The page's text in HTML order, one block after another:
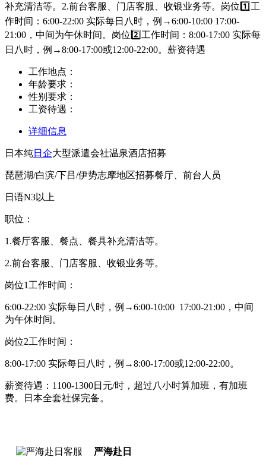
补充清洁等。2.前台客服、门店客服、收银业务等。岗位1️⃣工
作时间：6:00-22:00 实际每日八时，例→6:00-10:00 17:00-
21:00，中间为午休时间。岗位2️⃣工作时间：8:00-17:00 实际每
日八时，例→8:00-17:00或12:00-22:00。薪资待遇
工作地点：
年龄要求：
性别要求：
工资待遇：
详细信息
日本纯日企大型派遣会社温泉酒店招募
琵琶湖/白滨/下吕/伊势志摩地区招募餐厅、前台人员
日语N3以上
职位：
1.餐厅客服、餐点、餐具补充清洁等。
2.前台客服、门店客服、收银业务等。
岗位1工作时间：
6:00-22:00 实际每日八时，例→6:00-10:00 17:00-21:00，中间
为午休时间。
岗位2工作时间：
8:00-17:00 实际每日八时，例→8:00-17:00或12:00-22:00。
薪资待遇：1100-1300日元/时，超过八小时算加班，有加班
费。日本全套社保完备。
严海赴日